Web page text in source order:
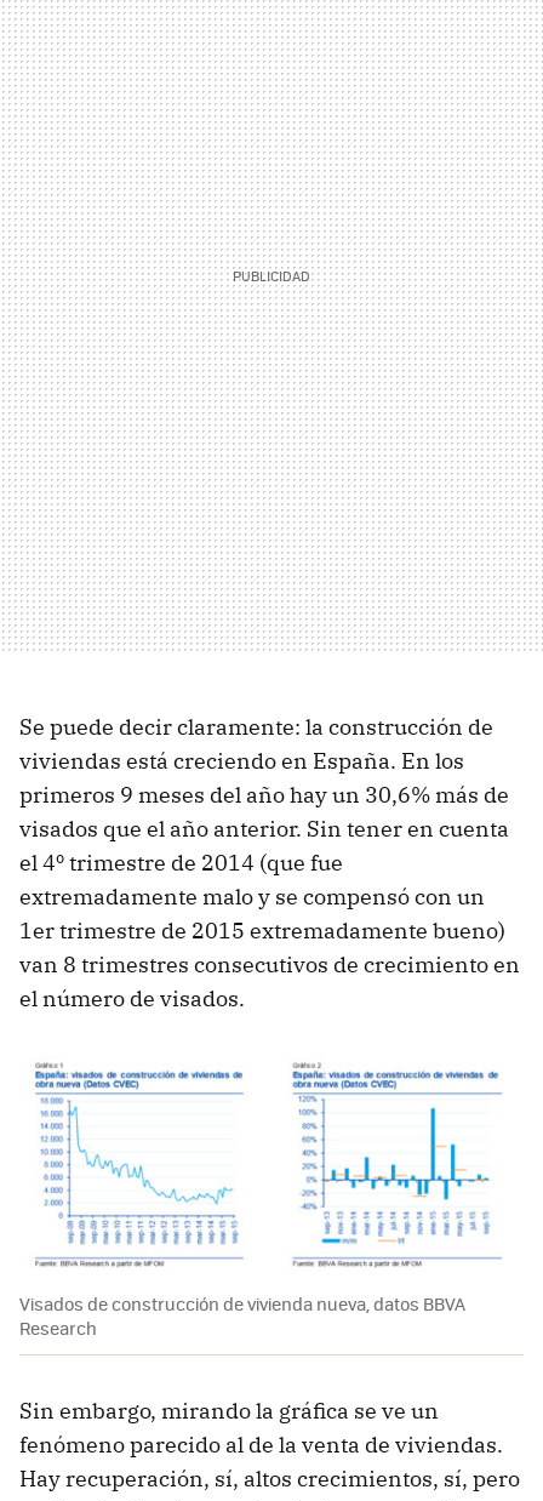
Se puede decir claramente: la construcción de
viviendas está creciendo en España. En los
primeros 9 meses del año hay un 30,6% más de
visados que el año anterior. Sin tener en cuenta
el 4º trimestre de 2014 (que fue
extremadamente malo y se compensó con un
1er trimestre de 2015 extremadamente bueno)
van 8 trimestres consecutivos de crecimiento en
el número de visados.
Visados de construcción de vivienda nueva, datos BBVA
Research
Sin embargo, mirando la gráfica se ve un
fenómeno parecido al de la venta de viviendas.
Hay recuperación, sí, altos crecimientos, sí, pero